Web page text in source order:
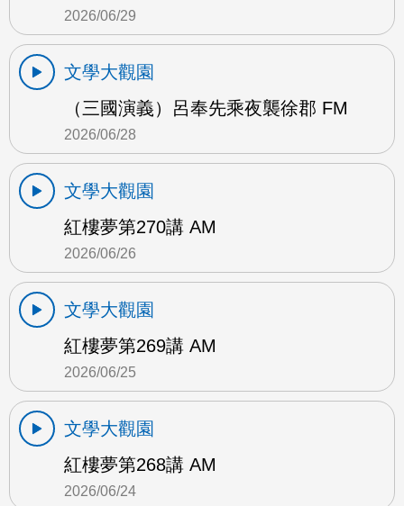
2026/06/29
文學大觀園
（三國演義）呂奉先乘夜襲徐郡 FM
2026/06/28
文學大觀園
紅樓夢第270講 AM
2026/06/26
文學大觀園
紅樓夢第269講 AM
2026/06/25
文學大觀園
紅樓夢第268講 AM
2026/06/24